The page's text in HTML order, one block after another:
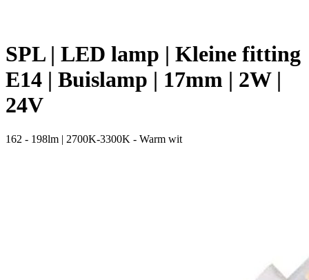
SPL | LED lamp | Kleine fitting
E14 | Buislamp | 17mm | 2W |
24V
162 - 198lm | 2700K-3300K - Warm wit